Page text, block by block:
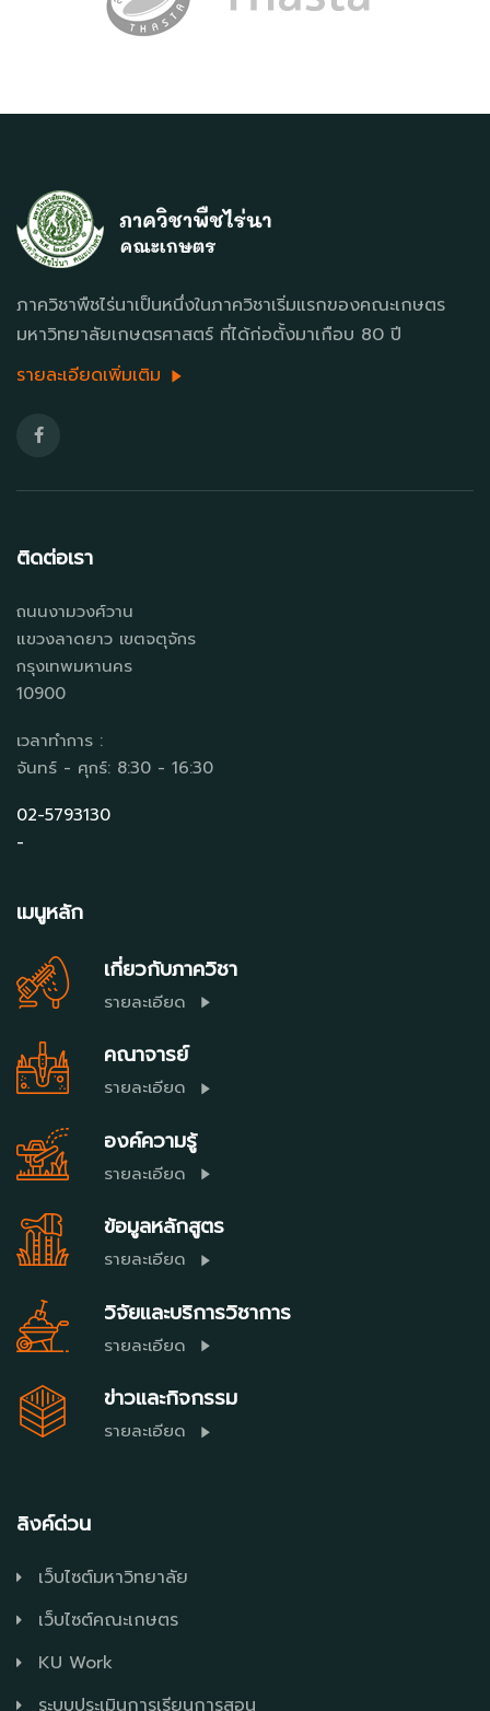
ภาควิชาพืชไร่นาเป็นหนึ่งในภาควิชาเริ่มแรกของคณะเกษตร
มหาวิทยาลัยเกษตรศาสตร์ ที่ได้ก่อตั้งมาเกือบ 80 ปี
รายละเอียดเพิ่มเติม
ติดต่อเรา
ถนนงามวงศ์วาน
แขวงลาดยาว เขตจตุจักร
กรุงเทพมหานคร
10900
เวลาทำการ :
จันทร์ - ศุกร์: 8:30 - 16:30
02-5793130
-
เมนูหลัก
เกี่ยวกับภาควิชา
รายละเอียด
คณาจารย์
รายละเอียด
องค์ความรู้
รายละเอียด
ข้อมูลหลักสูตร
รายละเอียด
วิจัยและบริการวิชาการ
รายละเอียด
ข่าวและกิจกรรม
รายละเอียด
ลิงค์ด่วน
เว็บไซต์มหาวิทยาลัย
เว็บไซต์คณะเกษตร
KU Work
ระบบประเมินการเรียนการสอน